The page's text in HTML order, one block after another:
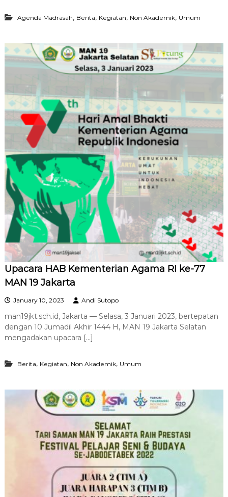
Agenda Madrasah, Berita, Kegiatan, Non Akademik, Umum
Upacara HAB Kementerian Agama RI ke-77
MAN 19 Jakarta
January 10, 2023 Andi Sutopo
man19jkt.sch.id, Jakarta — Selasa, 3 Januari 2023, bertepatan
dengan 10 Jumadil Akhir 1444 H, MAN 19 Jakarta Selatan
mengadakan upacara […]
Berita, Kegiatan, Non Akademik, Umum